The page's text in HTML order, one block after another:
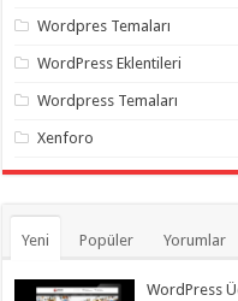
Wordpres Temaları
WordPress Eklentileri
Wordpress Temaları
Xenforo
Yeni Popüler Yorumlar
WordPress